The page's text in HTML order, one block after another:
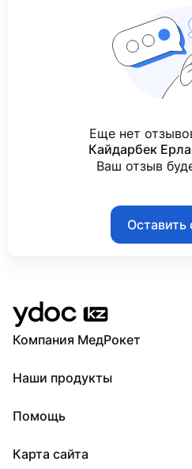
Еще нет
Кайдарбек
Ваш отзыв
Оставить
Компания МедРокет
О YDoc
Наши продукты
ПроТаблетки
МедТочка
Помощь
Регистрация врача
Карта сайта